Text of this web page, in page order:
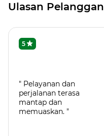
Ulasan Pelanggan
5
" Pelayanan dan
perjalanan terasa
mantap dan
memuaskan. "